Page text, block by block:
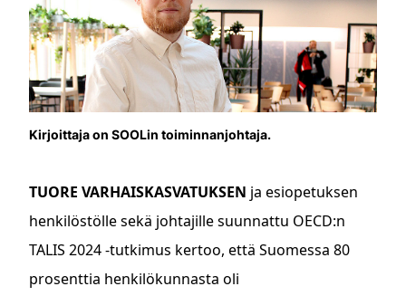
Kirjoittaja on SOOLin toiminnanjohtaja.
TUORE VARHAISKASVATUKSEN ja esiopetuksen
henkilöstölle sekä johtajille suunnattu ­OECD:n
TALIS 2024 -tutkimus kertoo, että Suomessa 80
prosenttia henkilökunnasta oli